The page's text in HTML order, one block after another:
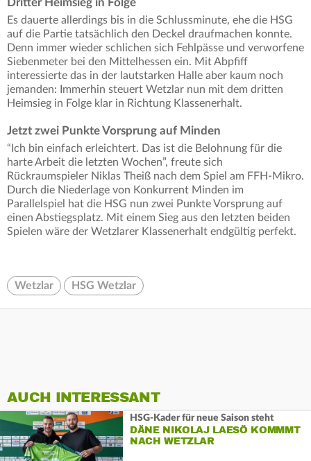
Es dauerte allerdings bis in die Schlussminute, ehe die HSG
auf die Partie tatsächlich den Deckel draufmachen konnte.
Denn immer wieder schlichen sich Fehlpässe und verworfene
Siebenmeter bei den Mittelhessen ein. Mit Abpfiff
interessierte das in der lautstarken Halle aber kaum noch
jemanden: Immerhin steuert Wetzlar nun mit dem dritten
Heimsieg in Folge klar in Richtung Klassenerhalt.
Jetzt zwei Punkte Vorsprung auf Minden
“Ich bin einfach erleichtert. Das ist die Belohnung für die
harte Arbeit die letzten Wochen”, freute sich
Rückraumspieler Niklas Theiß nach dem Spiel am FFH-Mikro.
Durch die Niederlage von Konkurrent Minden im
Parallelspiel hat die HSG nun zwei Punkte Vorsprung auf
einen Abstiegsplatz. Mit einem Sieg aus den letzten beiden
Spielen wäre der Wetzlarer Klassenerhalt endgültig perfekt.
Wetzlar HSG Wetzlar
AUCH INTERESSANT
HSG-Kader für neue Saison steht
DÄNE NIKOLAJ LAESÖ KOMMMT
NACH WETZLAR